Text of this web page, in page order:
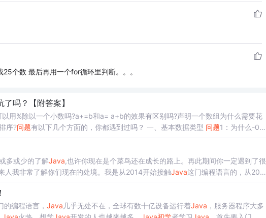
个数 最后再用一个for循环里判断。。。
了吗？【附答案】
以用%除以一个小数吗?a+=b和a= a+b的效果有区别吗?声明一个数组为什么需要花
序?问题 有以下几个方面的，你都遇到过吗？ 一、基本数据类型 问题1：为什么-0/
示方法，0和-0...
或多或少的了解Java,也许你现在是个菜鸟还在成长的路上。再此期间你一定遇到了很
人我非常了解你们现在的处境。我是从2014开始接触Java这门编程语言的，从201
程语言， Java 几乎无处不在，全球有数十亿设备运行着Java ，服务器程序大多